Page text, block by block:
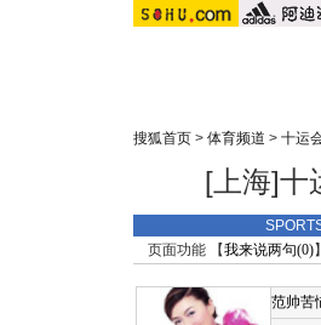
搜狐首页 > 体育频道 > 十运
[上海]十
页面功能 【我来说两句(0)
范帅苦